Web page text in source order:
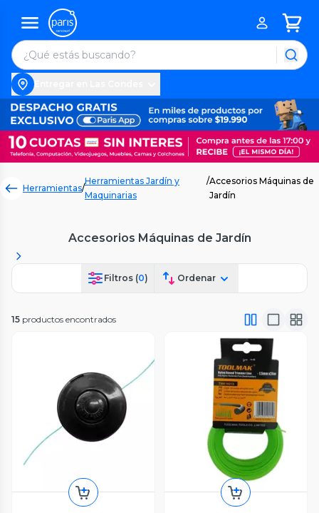
Herramientas/
Herramientas Jardín y
Maquinarias
/Accesorios Máquinas de
Jardín
Accesorios Máquinas de Jardín
Filtros (0) Ordenar
15 productos encontrados